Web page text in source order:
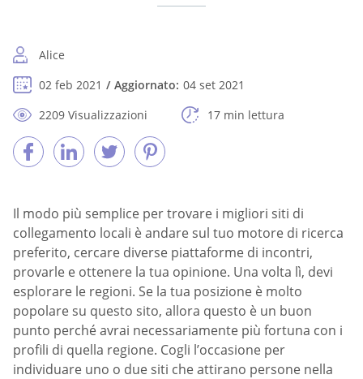
Alice
02 feb 2021
Aggiornato: 04 set 2021
2209 Visualizzazioni
17 min lettura
Il modo più semplice per trovare i migliori siti di
collegamento locali è andare sul tuo motore di ricerca
preferito, cercare diverse piattaforme di incontri,
provarle e ottenere la tua opinione. Una volta lì, devi
esplorare le regioni. Se la tua posizione è molto
popolare su questo sito, allora questo è un buon
punto perché avrai necessariamente più fortuna con i
profili di quella regione. Cogli l’occasione per
individuare uno o due siti che attirano persone nella